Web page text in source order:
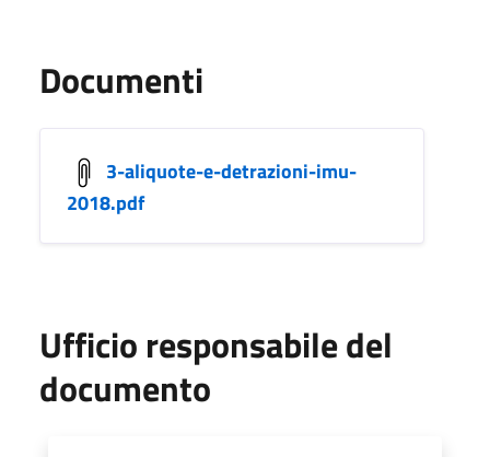
Documenti
3-aliquote-e-detrazioni-imu-
2018.pdf
Ufficio responsabile del
documento